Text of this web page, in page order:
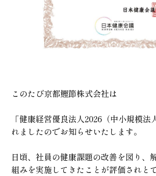
このたび京都鰹節株式会社は
「健康経営優良法人2026（中小規模法
れましたのでお知らせいたします。
日頃、社員の健康課題の改善を図り、
組みを実施してきたことが評価されと